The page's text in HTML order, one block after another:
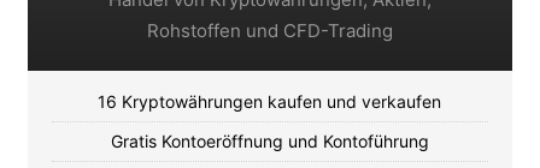
Rohstoffen und CFD-Trading
16 Kryptowährungen kaufen und verkaufen
Gratis Kontoeröffnung und Kontoführung